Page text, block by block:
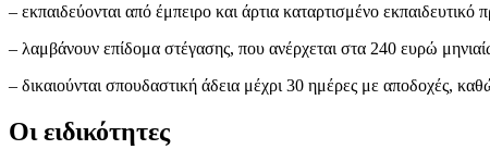
– εκπαιδεύονται από έμπειρο και άρτια καταρτισμένο εκπαιδευτικό
– λαμβάνουν επίδομα στέγασης, που ανέρχεται στα 240 ευρώ
– δικαιούνται σπουδαστική άδεια μέχρι 30 ημέρες με αποδοχές,
Οι ειδικότητες